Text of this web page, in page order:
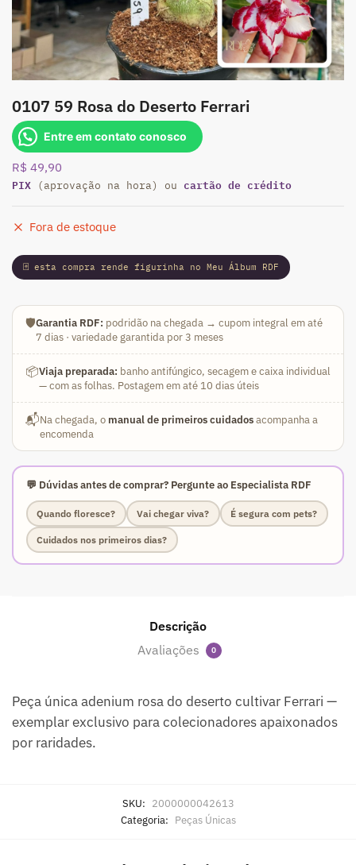
0107 59 Rosa do Deserto Ferrari
Entre em contato conosco
R$ 49,90
PIX (aprovação na hora) ou cartão de crédito
Fora de estoque
🃏 esta compra rende figurinha no Meu Álbum RDF
🛡️Garantia RDF: podridão na chegada → cupom integral em até
7 dias · variedade garantida por 3 meses
📦Viaja preparada: banho antifúngico, secagem e caixa individual
— com as folhas. Postagem em até 10 dias úteis
📬Na chegada, o manual de primeiros cuidadosacompanha a
encomenda
💬 Dúvidas antes de comprar? Pergunte ao Especialista RDF
Quando floresce? Vai chegar viva? É segura com pets?
Cuidados nos primeiros dias?
Descrição
Avaliações
0
Peça única adenium rosa do deserto cultivar Ferrari —
exemplar exclusivo para colecionadores apaixonados
por raridades.
SKU: 2000000042613
Categoria: Peças Únicas